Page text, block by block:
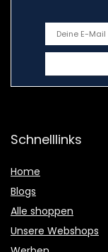
Schnelllinks
Home
Blogs
Alle shoppen
Unsere Webshops